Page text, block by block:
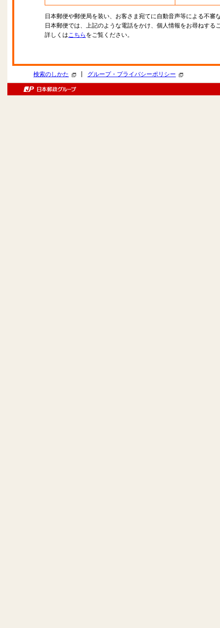
日本郵便や郵便局を装い、お客さま宛てに自動音声等による不審
日本郵便では、上記のような電話をかけ、個人情報をお尋ねする
詳しくはこちら をご覧ください。
検索のしかた グループ・プライバシーポリシー